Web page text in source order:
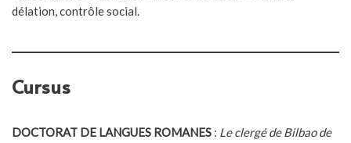
délation, contrôle social.
Cursus
DOCTORAT DE LANGUES ROMANES : Le clergé de Bilbao de